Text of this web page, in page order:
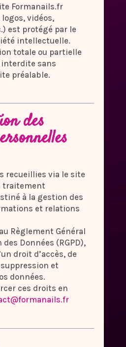
Formanails.fr
vidéos,
est protégé par le
intellectuelle.
totale ou partielle
sans
préalable.
des
recueillies via le site
traitement
à la gestion des
et relations
Règlement Général
Données (RGPD),
droit d’accès, de
et
données.
ces droits en